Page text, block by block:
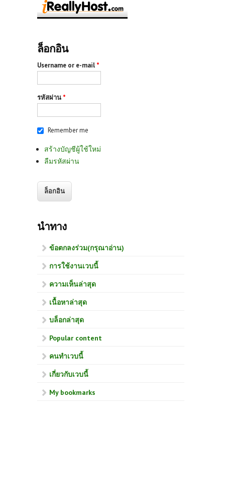
ล็อกอิน
Username or e-mail *
รหัสผ่าน *
Remember me
สร้างบัญชีผู้ใช้ใหม่
ลืมรหัสผ่าน
นำทาง
ข้อตกลงร่วม(กรุณาอ่าน)
การใช้งานเวบนี้
ความเห็นล่าสุด
เนื้อหาล่าสุด
บล็อกล่าสุด
Popular content
คนทำเวบนี้
เกี่ยวกับเวบนี้
My bookmarks